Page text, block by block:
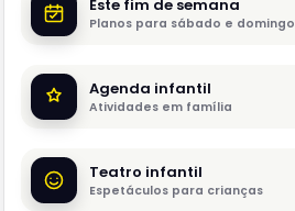
Este fim de semana
Planos para sábado e domingo
Agenda infantil
Atividades em família
Teatro infantil
Espetáculos para crianças